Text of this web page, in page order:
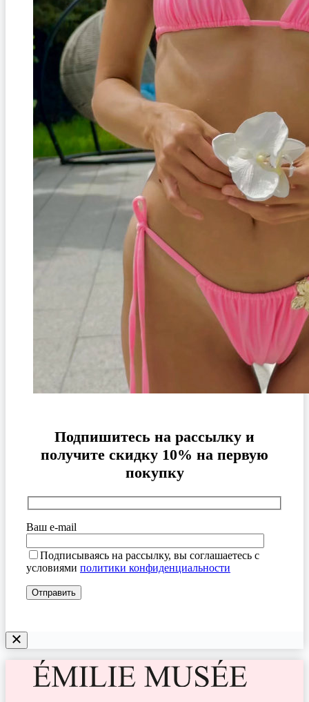
Подпишитесь на рассылку и
получите скидку 10% на первую
покупку
Ваш e-mail
Подписываясь на рассылку, вы соглашаетесь с
условиями политики конфиденциальности